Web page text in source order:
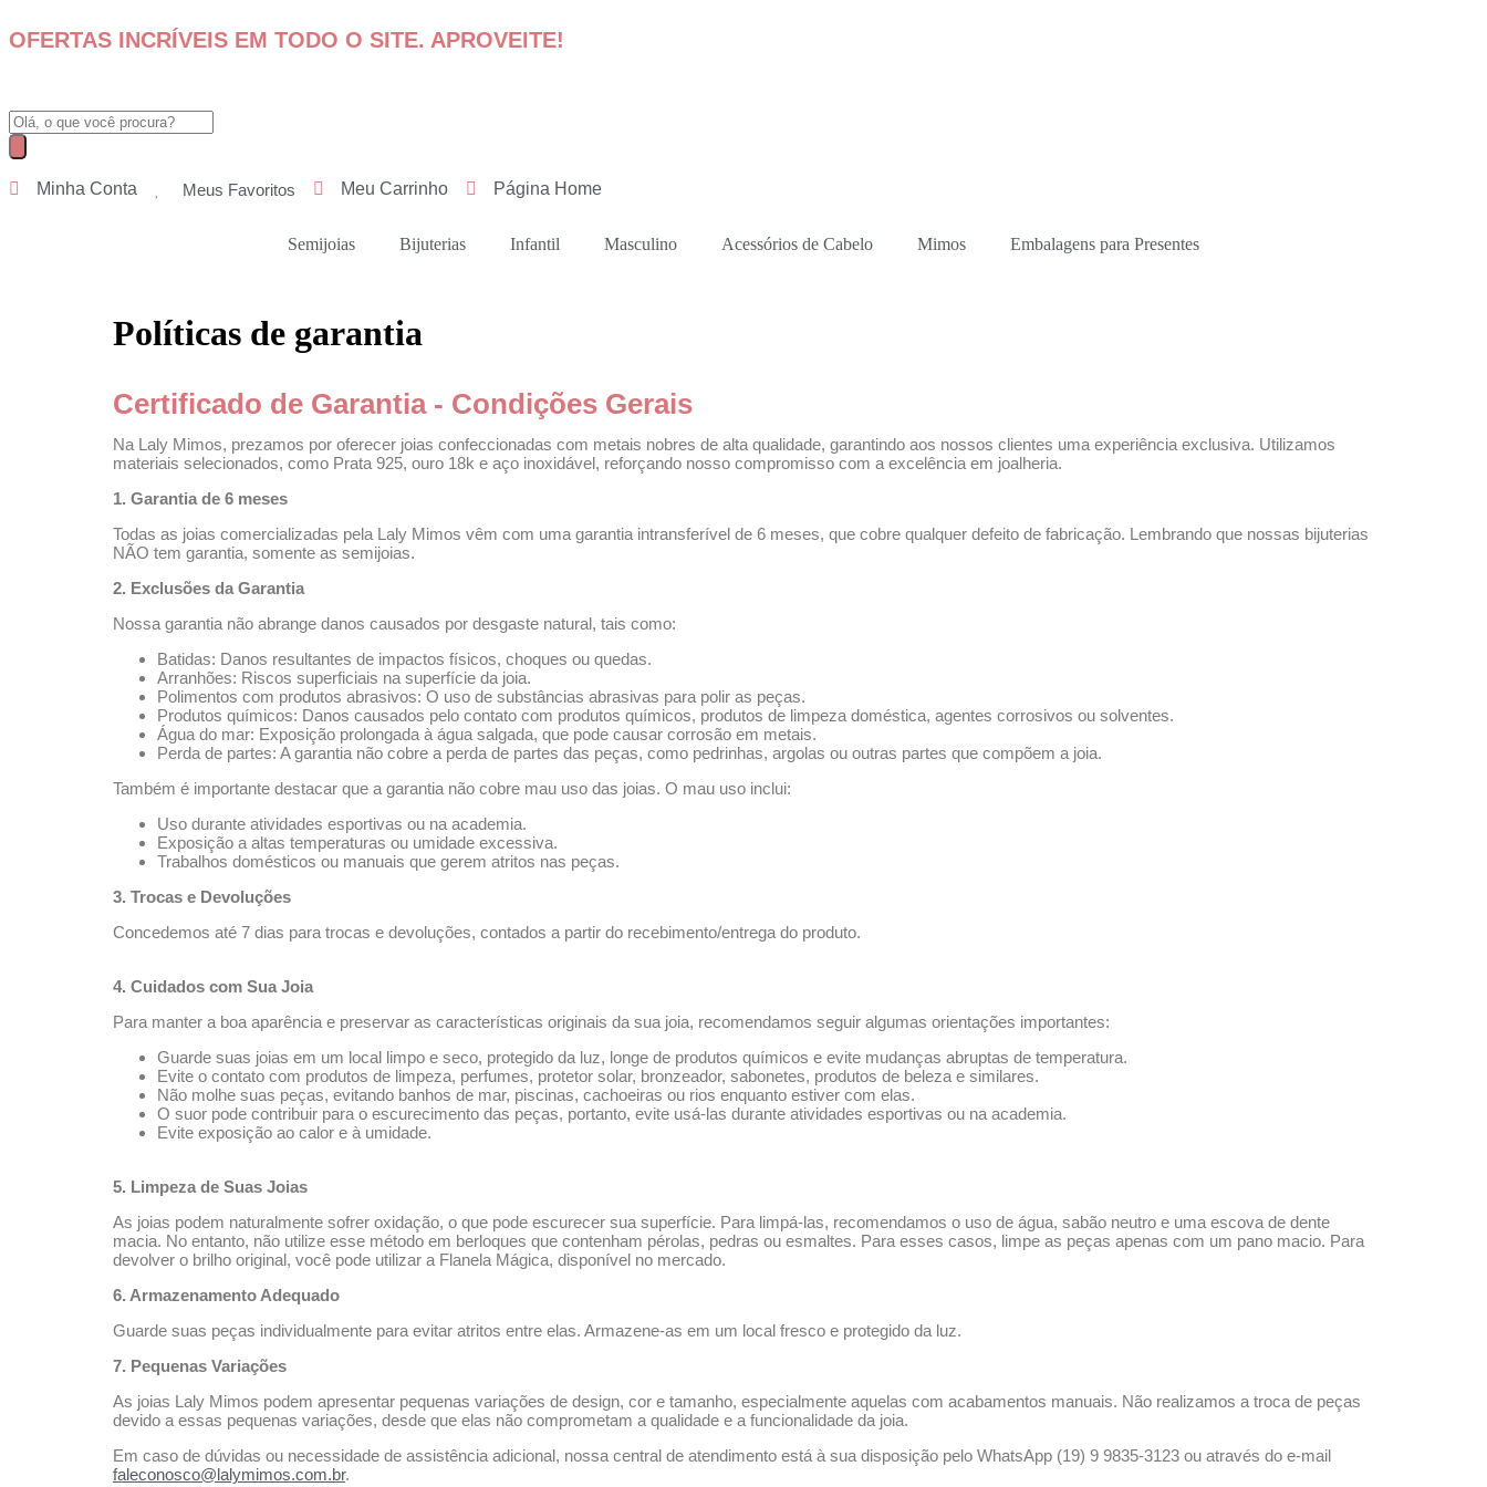
OFERTAS INCRÍVEIS EM TODO O SITE. APROVEITE!
Minha Conta Meus Favoritos Meu Carrinho Página Home
Semijoias Bijuterias Infantil Masculino Acessórios de Cabelo Mimos Embalagens para Presentes
Políticas de garantia
Certificado de Garantia - Condições Gerais
Na Laly Mimos, prezamos por oferecer joias confeccionadas com metais nobres de alta qualidade, garantindo aos nossos clientes uma experiência exclusiva. Utilizamos
materiais selecionados, como Prata 925, ouro 18k e aço inoxidável, reforçando nosso compromisso com a excelência em joalheria.
1. Garantia de 6 meses
Todas as joias comercializadas pela Laly Mimos vêm com uma garantia intransferível de 6 meses, que cobre qualquer defeito de fabricação. Lembrando que nossas bijuterias
NÃO tem garantia, somente as semijoias.
2. Exclusões da Garantia
Nossa garantia não abrange danos causados por desgaste natural, tais como:
Batidas: Danos resultantes de impactos físicos, choques ou quedas.
Arranhões: Riscos superficiais na superfície da joia.
Polimentos com produtos abrasivos: O uso de substâncias abrasivas para polir as peças.
Produtos químicos: Danos causados pelo contato com produtos químicos, produtos de limpeza doméstica, agentes corrosivos ou solventes.
Água do mar: Exposição prolongada à água salgada, que pode causar corrosão em metais.
Perda de partes: A garantia não cobre a perda de partes das peças, como pedrinhas, argolas ou outras partes que compõem a joia.
Também é importante destacar que a garantia não cobre mau uso das joias. O mau uso inclui:
Uso durante atividades esportivas ou na academia.
Exposição a altas temperaturas ou umidade excessiva.
Trabalhos domésticos ou manuais que gerem atritos nas peças.
3. Trocas e Devoluções
Concedemos até 7 dias para trocas e devoluções, contados a partir do recebimento/entrega do produto.
4. Cuidados com Sua Joia
Para manter a boa aparência e preservar as características originais da sua joia, recomendamos seguir algumas orientações importantes:
Guarde suas joias em um local limpo e seco, protegido da luz, longe de produtos químicos e evite mudanças abruptas de temperatura.
Evite o contato com produtos de limpeza, perfumes, protetor solar, bronzeador, sabonetes, produtos de beleza e similares.
Não molhe suas peças, evitando banhos de mar, piscinas, cachoeiras ou rios enquanto estiver com elas.
O suor pode contribuir para o escurecimento das peças, portanto, evite usá-las durante atividades esportivas ou na academia.
Evite exposição ao calor e à umidade.
5. Limpeza de Suas Joias
As joias podem naturalmente sofrer oxidação, o que pode escurecer sua superfície. Para limpá-las, recomendamos o uso de água, sabão neutro e uma escova de dente
macia. No entanto, não utilize esse método em berloques que contenham pérolas, pedras ou esmaltes. Para esses casos, limpe as peças apenas com um pano macio. Para
devolver o brilho original, você pode utilizar a Flanela Mágica, disponível no mercado.
6. Armazenamento Adequado
Guarde suas peças individualmente para evitar atritos entre elas. Armazene-as em um local fresco e protegido da luz.
7. Pequenas Variações
As joias Laly Mimos podem apresentar pequenas variações de design, cor e tamanho, especialmente aquelas com acabamentos manuais. Não realizamos a troca de peças
devido a essas pequenas variações, desde que elas não comprometam a qualidade e a funcionalidade da joia.
Em caso de dúvidas ou necessidade de assistência adicional, nossa central de atendimento está à sua disposição pelo WhatsApp (19) 9 9835-3123 ou através do e-mail
faleconosco@lalymimos.com.br.